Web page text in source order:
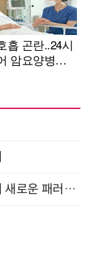
“AI와 함께 일하는 시대 ” - 스마트 워크의 새로운 패러다임 (9/11)